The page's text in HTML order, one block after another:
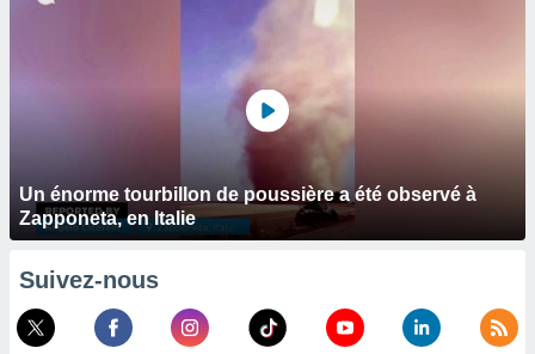
Un énorme tourbillon de poussière a été observé à
Zapponeta, en Italie
Suivez-nous